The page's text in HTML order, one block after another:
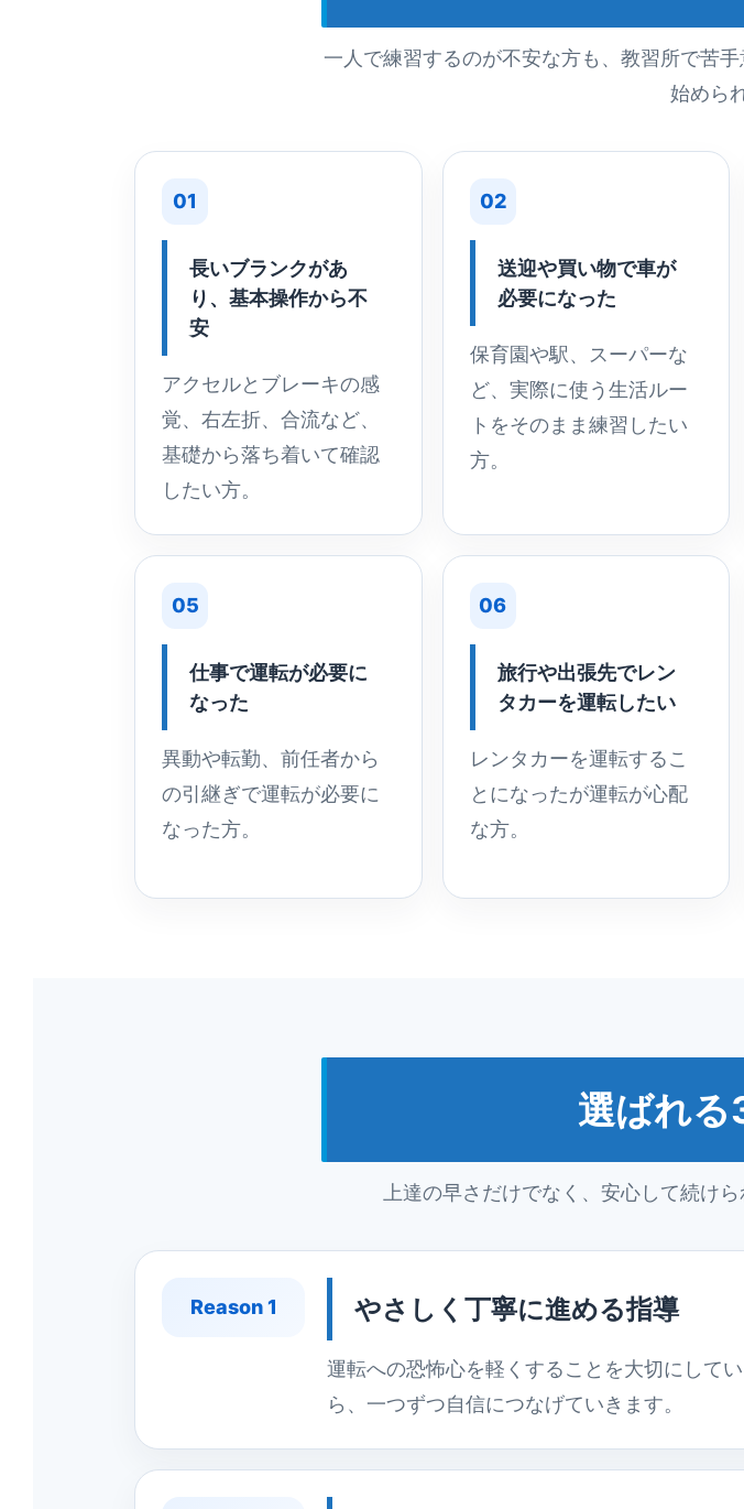
一人で練習するのが不安な方も、教習所で苦
始めら
01
長いブランクがあ
り、基本操作から不
安
アクセルとブレーキの感
覚、右左折、合流など、
基礎から落ち着いて確認
したい方。
02
送迎や買い物で車が
必要になった
保育園や駅、スーパーな
ど、実際に使う生活ルー
トをそのまま練習したい
方。
05
仕事で運転が必要に
なった
異動や転勤、前任者から
の引継ぎで運転が必要に
なった方。
06
旅行や出張先でレン
タカーを運転したい
レンタカーを運転するこ
とになったが運転が心配
な方。
選ばれる
上達の早さだけでなく、安心して続け
Reason 1 やさしく丁寧に進める指導
運転への恐怖心を軽くすることを大切にして
ら、一つずつ自信につなげていきます。